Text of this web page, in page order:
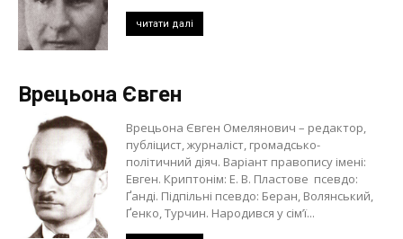
читати далі
Врецьона Євген
Врецьона Євген Омелянович – редактор,
публіцист, журналіст, громадсько-
політичний діяч. Варіант правопису імені:
Евген. Криптонім: Е. В. Пластове псевдо:
Ґанді. Підпільні псевдо: Беран, Волянський,
Ґенко, Турчин. Народився у сім’ї...